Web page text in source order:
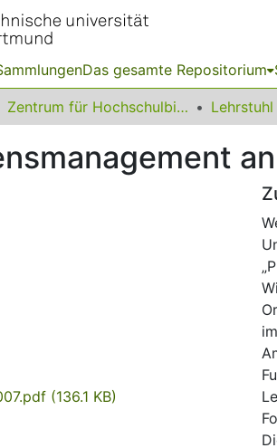
Das gesamte Repositorium
Zentrum für Hochschulbildung (zhb)
(136.1 KB)